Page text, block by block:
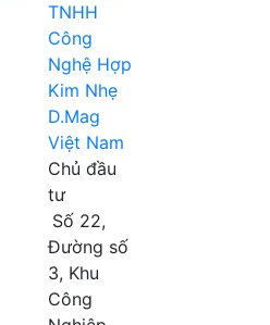
TNHH
Công
Nghệ Hợp
Kim Nhẹ
D.Mag
Việt Nam
Chủ đầu
tư
Số 22,
Đường số
3, Khu
Công